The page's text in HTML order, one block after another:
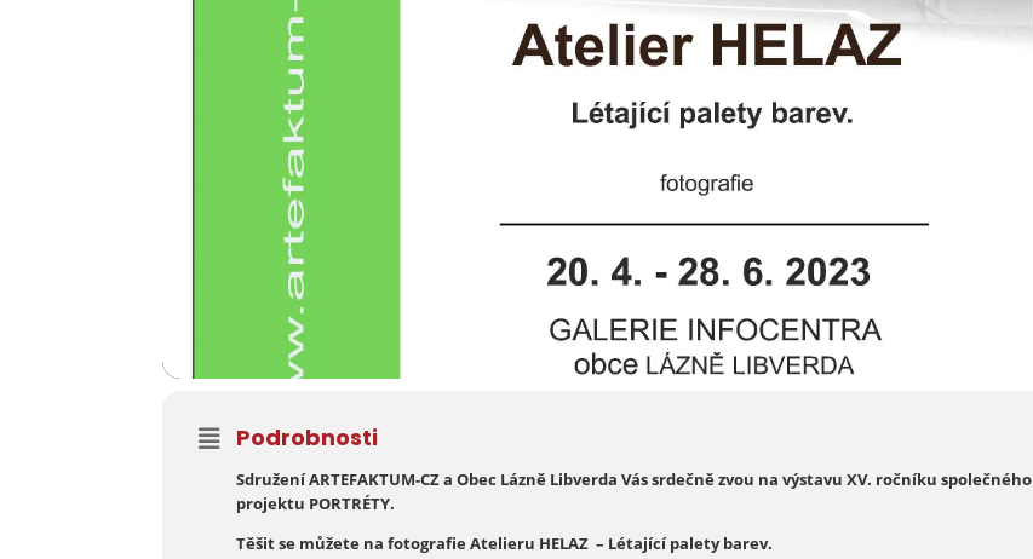
Podrobnosti
Sdružení ARTEFAKTUM-CZ a Obec Lázně Libverda Vás srdečně zvou na výstavu XV. ročníku společného
projektu PORTRÉTY.
Těšit se můžete na fotografie Atelieru HELAZ – Létající palety barev.